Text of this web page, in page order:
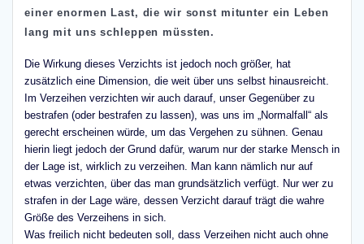
einer enormen Last, die wir sonst mitunter ein Leben
lang mit uns schleppen müssten.
Die Wirkung dieses Verzichts ist jedoch noch größer, hat
zusätzlich eine Dimension, die weit über uns selbst hinausreicht.
Im Verzeihen verzichten wir auch darauf, unser Gegenüber zu
bestrafen (oder bestrafen zu lassen), was uns im „Normalfall“ als
gerecht erscheinen würde, um das Vergehen zu sühnen. Genau
hierin liegt jedoch der Grund dafür, warum nur der starke Mensch in
der Lage ist, wirklich zu verzeihen. Man kann nämlich nur auf
etwas verzichten, über das man grundsätzlich verfügt. Nur wer zu
strafen in der Lage wäre, dessen Verzicht darauf trägt die wahre
Größe des Verzeihens in sich.
Was freilich nicht bedeuten soll, dass Verzeihen nicht auch ohne